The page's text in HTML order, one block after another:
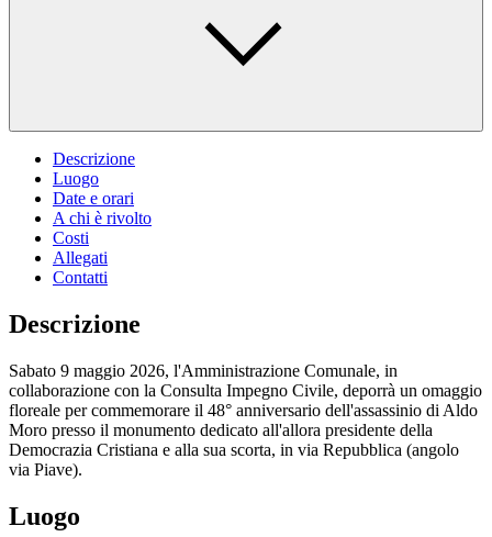
Descrizione
Luogo
Date e orari
A chi è rivolto
Costi
Allegati
Contatti
Descrizione
Sabato 9 maggio 2026, l'Amministrazione Comunale, in
collaborazione con la Consulta Impegno Civile, deporrà un omaggio
floreale per commemorare il 48° anniversario dell'assassinio di Aldo
Moro presso il monumento dedicato all'allora presidente della
Democrazia Cristiana e alla sua scorta, in via Repubblica (angolo
via Piave).
Luogo